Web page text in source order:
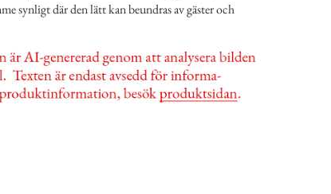
synligt där den lätt kan beundras av gäster och